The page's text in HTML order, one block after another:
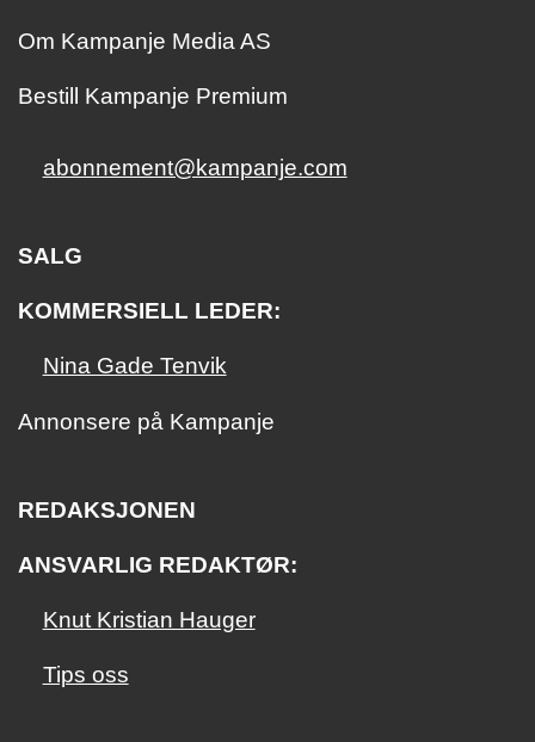
Om Kampanje Media AS
Bestill Kampanje Premium
abonnement@kampanje.com
SALG
KOMMERSIELL LEDER:
Nina Gade Tenvik
Annonsere på Kampanje
REDAKSJONEN
ANSVARLIG REDAKTØR:
Knut Kristian Hauger
Tips oss